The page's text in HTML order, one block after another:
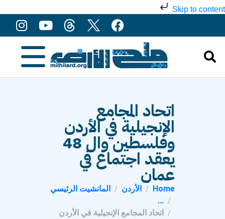
Skip to content
اتحاد المجامع
الإنجيلية في الأردن
وفلسطين وال 48
يعقد اجتماع في
عمان
Home الأردن
المانشيت الرئيسي
...
اتحاد المجامع الإنجيلية في الأردن